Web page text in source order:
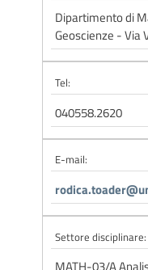
Dipartimento di
Geoscienze - Via
Tel:
040558.2620
E-mail:
Settore disciplinare: